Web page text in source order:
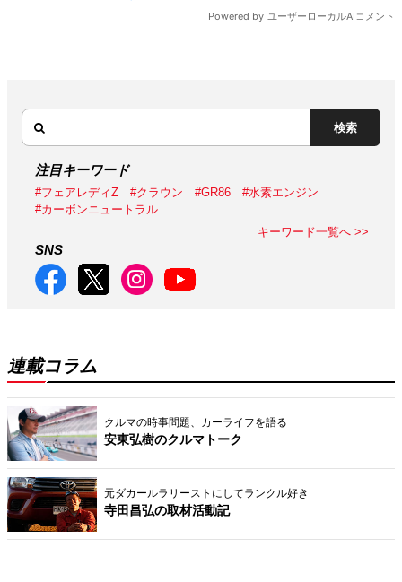
検索
注目キーワード
#フェアレディZ #クラウン #GR86
#水素エンジン
#カーボンニュートラル
キーワード一覧へ >>
SNS
連載コラム
クルマの時事問題、カーライフを語る
安東弘樹のクルマトーク
元ダカールラリーストにしてランクル好き
寺田昌弘の取材活動記